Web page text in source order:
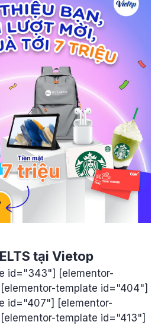
tại Vietop
id="343"] [elementor-
template id="404"]
id="407"] [elementor-
template id="413"]